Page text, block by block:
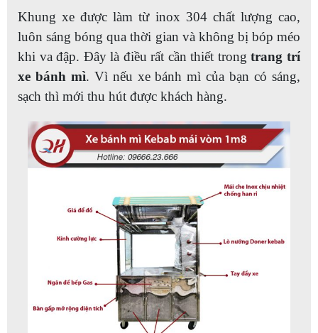
Khung xe được làm từ inox 304 chất lượng cao,
luôn sáng bóng qua thời gian và không bị bóp méo
khi va đập. Đây là điều rất cần thiết trongtrang trí
xe bánh mì. Vì nếu xe bánh mì của bạn có sáng,
sạch thì mới thu hút được khách hàng.